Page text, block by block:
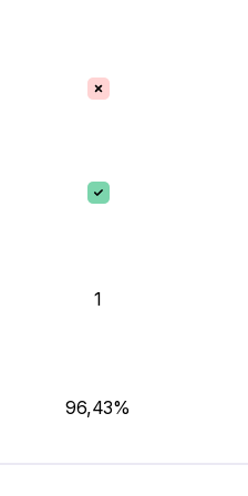
1
96,43%